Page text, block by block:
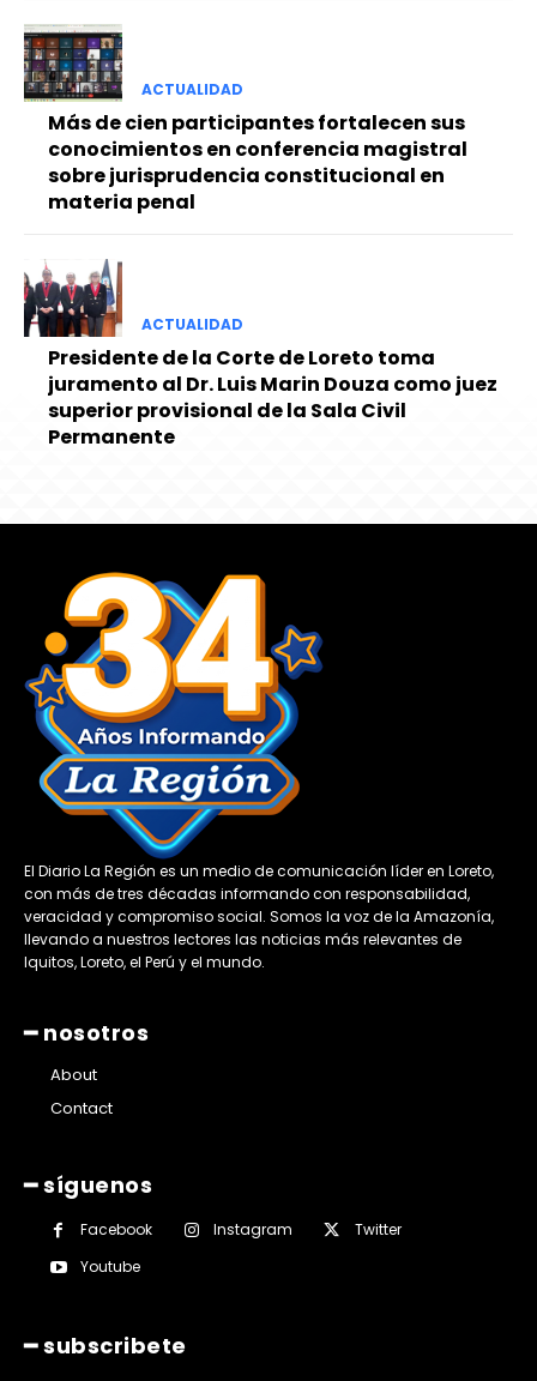
ACTUALIDAD
Más de cien participantes fortalecen sus
conocimientos en conferencia magistral
sobre jurisprudencia constitucional en
materia penal
ACTUALIDAD
Presidente de la Corte de Loreto toma
juramento al Dr. Luis Marin Douza como juez
superior provisional de la Sala Civil
Permanente
El Diario La Región es un medio de comunicación líder en Loreto,
con más de tres décadas informando con responsabilidad,
veracidad y compromiso social. Somos la voz de la Amazonía,
llevando a nuestros lectores las noticias más relevantes de
Iquitos, Loreto, el Perú y el mundo.
━ nosotros
About
Contact
━ síguenos
Facebook Instagram
Twitter
Youtube
━ subscribete